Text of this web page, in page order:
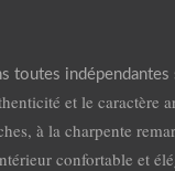
toutes indépendantes
et le caractère
à la charpente
confortable et